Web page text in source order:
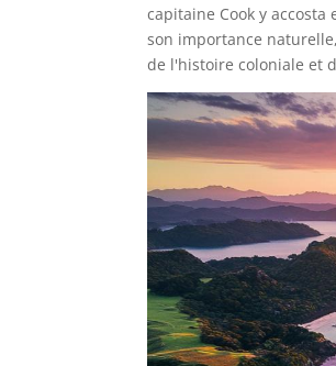
capitaine Cook y
son importance
de l'histoire coloniale et